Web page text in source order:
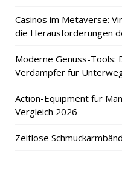
Casinos im Metaverse:
die Herausforderungen
Moderne Genuss-Tools:
Verdampfer für
Action-Equipment für
Vergleich 2026
Zeitlose